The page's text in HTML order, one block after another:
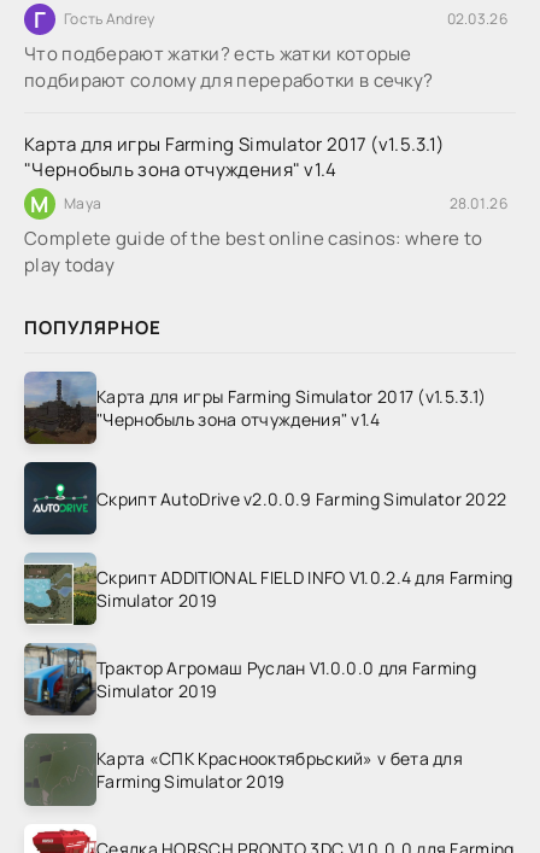
Г Гость Andrey 02.03.26
Что подберают жатки? есть жатки которые
подбирают солому для переработки в сечку?
Карта для игры Farming Simulator 2017 (v1.5.3.1)
"Чернобыль зона отчуждения" v1.4
M Maya 28.01.26
Complete guide of the best online casinos: where to
play today
ПОПУЛЯРНОЕ
Карта для игры Farming Simulator 2017 (v1.5.3.1)
"Чернобыль зона отчуждения" v1.4
Скрипт AutoDrive v2.0.0.9 Farming Simulator 2022
Скрипт ADDITIONAL FIELD INFO V1.0.2.4 для Farming
Simulator 2019
Трактор Агромаш Руслан V1.0.0.0 для Farming
Simulator 2019
Карта «СПК Краснооктябрьский» v бета для
Farming Simulator 2019